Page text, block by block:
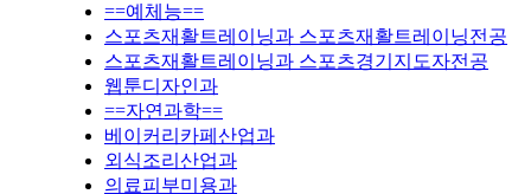
==예체능==
스포츠재활트레이닝과 스포츠재활트레이닝전공
스포츠재활트레이닝과 스포츠경기지도자전공
웹툰디자인과
==자연과학==
베이커리카페산업과
외식조리산업과
의료피부미용과